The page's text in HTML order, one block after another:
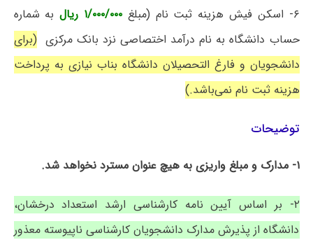
۶- اسکن فیش هزینه ثبت نام (مبلغ ۱/۰۰۰/۰۰۰ ریال
به شماره
حساب دانشگاه به نام درآمد اختصاصی نزد بانک مرکزی(برای
دانشجویان و فارغ التحصیلان دانشگاه بناب نیازی به پرداخت
هزینه ثبت نام نمی‌باشد.)
توضیحات
۱- مدارک و مبلغ واریزی به هیچ عنوان مسترد نخواهد شد.
۲- بر اساس آیین نامه کارشناسی ارشد استعداد درخشان،
دانشگاه از پذیرش مدارک دانشجویان کارشناسی ناپیوسته معذور